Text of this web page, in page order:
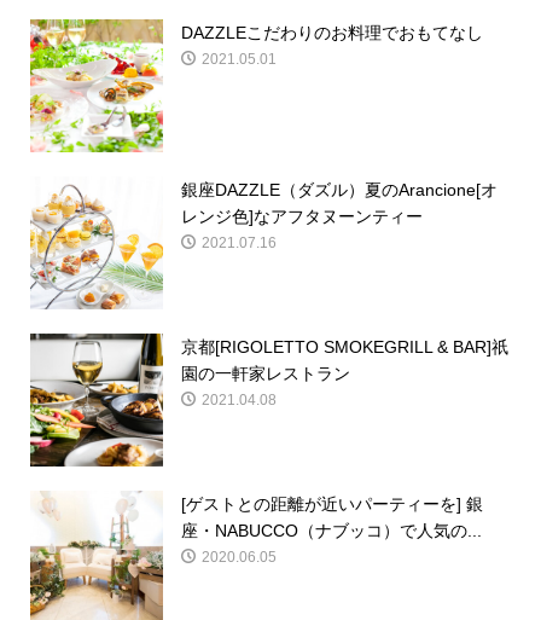
DAZZLEこだわりのお料理でおもてなし
2021.05.01
銀座DAZZLE（ダズル）夏のArancione[オ
レンジ色]なアフタヌーンティー
2021.07.16
京都[RIGOLETTO SMOKEGRILL & BAR]祇
園の一軒家レストラン
2021.04.08
[ゲストとの距離が近いパーティーを] 銀
座・NABUCCO（ナブッコ）で人気の...
2020.06.05